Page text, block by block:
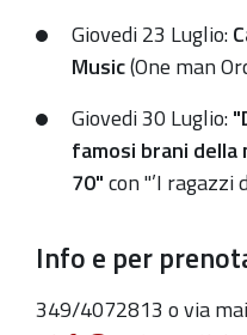
tre
appuntamenti
musica
d'ascolto
abbinati
nostre
gustose
crescentine.
Giovedi 23 Luglio:
Music(One man
Giovedi 30 Luglio:
famosi brani della
70"con "’I ragazzi
Info e per
349/4072813 o via